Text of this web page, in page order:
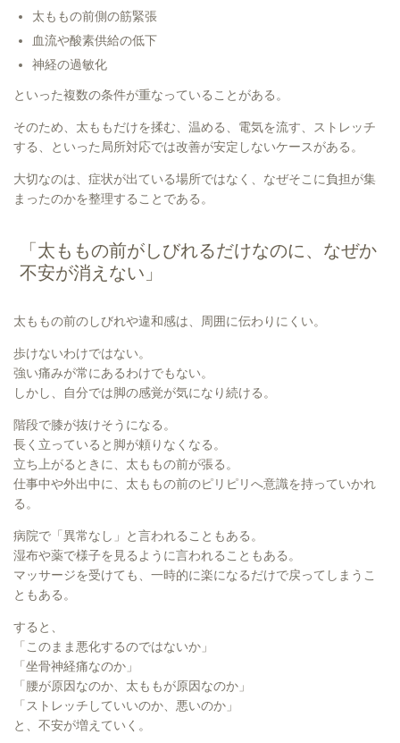
太ももの前側の筋緊張
血流や酸素供給の低下
神経の過敏化
といった複数の条件が重なっていることがある。
そのため、太ももだけを揉む、温める、電気を流す、ストレッチ
する、といった局所対応では改善が安定しないケースがある。
大切なのは、症状が出ている場所ではなく、なぜそこに負担が集
まったのかを整理することである。
「太ももの前がしびれるだけなのに、なぜか
不安が消えない」
太ももの前のしびれや違和感は、周囲に伝わりにくい。
歩けないわけではない。
強い痛みが常にあるわけでもない。
しかし、自分では脚の感覚が気になり続ける。
階段で膝が抜けそうになる。
長く立っていると脚が頼りなくなる。
立ち上がるときに、太ももの前が張る。
仕事中や外出中に、太ももの前のピリピリへ意識を持っていかれ
る。
病院で「異常なし」と言われることもある。
湿布や薬で様子を見るように言われることもある。
マッサージを受けても、一時的に楽になるだけで戻ってしまうこ
ともある。
すると、
「このまま悪化するのではないか」
「坐骨神経痛なのか」
「腰が原因なのか、太ももが原因なのか」
「ストレッチしていいのか、悪いのか」
と、不安が増えていく。